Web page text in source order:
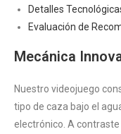
Detalles
Evaluación de
Mecánica
Nuestro videojuego
tipo de caza bajo el
electrónico. A